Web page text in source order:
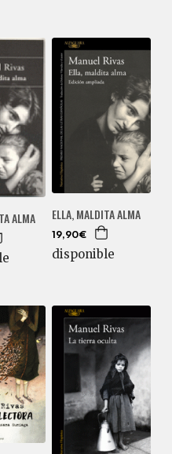
ALMA ELLA, MALDITA ALMA
19,90€
disponible